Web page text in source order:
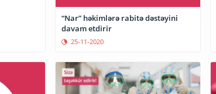
“Nar” həkimlərə rabitə dəstəyini
davam etdirir
25-11-2020